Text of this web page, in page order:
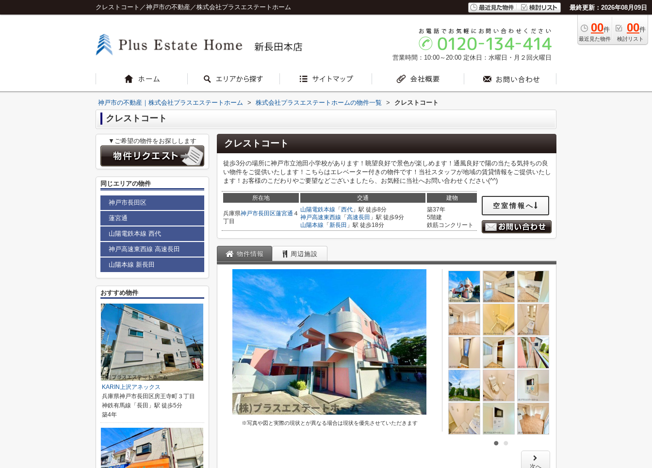
クレストコート／神戸市の不動産／株式会社プラスエステートホーム 最終更新：2026年08月09日
00件
最近見た物件
00件
検討リスト
営業時間：10:00～20:00 定休日：水曜日・月２回火曜日
神戸市の不動産｜株式会社プラスエステートホーム > 株式会社プラスエステートホームの物件一覧 > クレストコート
クレストコート
クレストコート
徒歩3分の場所に神戸市立池田小学校があります！眺望良好で景色が楽しめます！通風良好で陽の当たる気持ちの良
い物件をご提供いたします！こちらはエレベーター付きの物件です！当社スタッフが地域の賃貸情報をご提供いたし
ます！お客様のこだわりやご要望などございましたら、お気軽に当社へお問い合わせください(^^)
所在地 交通 建物
兵庫県神戸市長田区蓮宮通 ４
丁目
山陽電鉄本線 「 西代 」駅 徒歩8分
神戸高速東西線 「 高速長田 」駅 徒歩9分
山陽本線 「 新長田 」駅 徒歩18分
築37年
5階建
鉄筋コンクリート
空室情報へ
物件情報 周辺施設
※写真や図と実際の現状とが異なる場合は現状を優先させていただきます
次へ
▼ご希望の物件をお探しします
同じエリアの物件
神戸市長田区
蓮宮通
山陽電鉄本線 西代
神戸高速東西線 高速長田
山陽本線 新長田
おすすめ物件
KARIN上沢アネックス
兵庫県神戸市長田区房王寺町３丁目
神鉄有馬線「長田」駅 徒歩5分
築4年